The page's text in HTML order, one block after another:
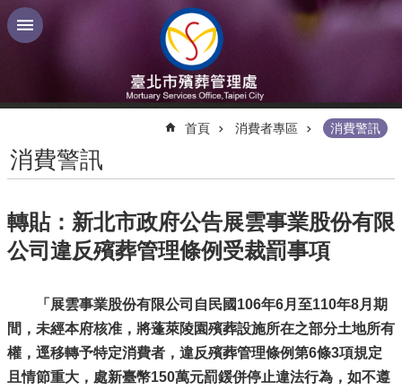
跳到主要內容區塊
首頁 消費者專區 消費警訊
消費警訊
轉貼：新北市政府公告展雲事業股份有限
公司違反殯葬管理條例受裁罰事項
「展雲事業股份有限公司自民國106年6月至110年8月期
間，未經本府核准，將蓬萊陵園殯葬設施所在之部分土地所有
權，逕移轉予特定消費者，違反殯葬管理條例第6條3項規定
且情節重大，處新臺幣150萬元罰鍰併停止違法行為，如不遵